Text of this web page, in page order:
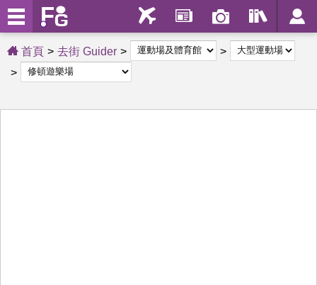
首頁 去街 Guider